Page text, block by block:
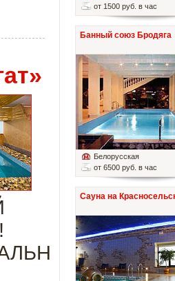
от 1500 руб. в час
Банный союз Бродяга
Белорусская
от 6500 руб. в час
Сауна на